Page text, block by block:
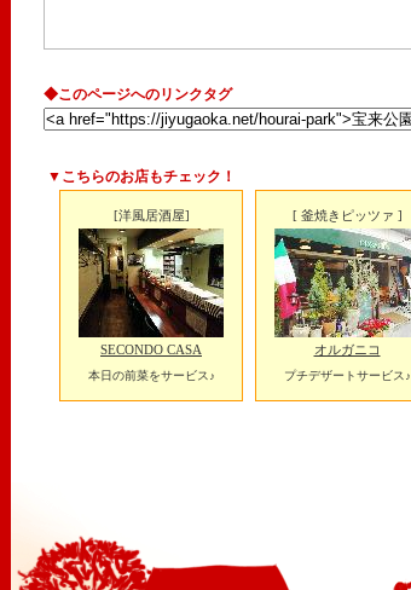
◆このページへのリンクタグ
▼こちらのお店もチェック！
[洋風居酒屋]
SECONDO CASA
本日の前菜をサービス♪
[ 釜焼きピッツァ ]
オルガニコ
プチデザートサービス♪